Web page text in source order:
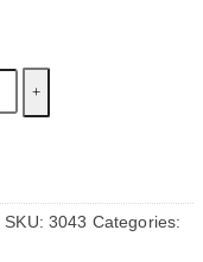
SKU:3043 Categories: